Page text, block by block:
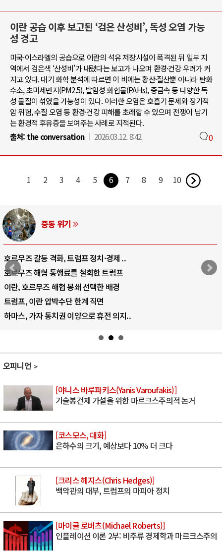
이란 공습 이후 보고된 ‘검은 산성비’, 독성 오염 가능
성 경고
미국·이스라엘의 공습으로 이란의 석유 저장시설이 폭격된 뒤 일부 지
역에서 검은색 ‘산성비’가 내렸다는 보고가 나오며 환경·건강 우려가 커
지고 있다. 대기 화학 분석에 따르면 이 비에는 황산·질산뿐 아니라 탄화
수소, 초미세먼지(PM2.5), 발암성 화합물(PAHs), 중금속 등 다양한 독
성 물질이 섞였을 가능성이 있다. 이러한 오염은 호흡기 문제와 장기적
암 위험, 수질 오염 등 환경·건강 피해를 초래할 수 있으며 전쟁이 남기
는 환경적 후유증을 보여주는 사례로 지적된다.
출처: the conversation 2026.03.12. 8:42 0
1 2 3 4 5 6 7 8 9 10
중동 위기
호르무즈 갈등 격화, 트럼프 정치·경제 ..
호르무즈 해협 통행료를 철회한 트럼프
이란, 호르무즈 해협 봉쇄 선택한 배경
트럼프, 이란 압박수단 한계 직면
하마스, 가자 통치권 이양으로 휴전 의지..
오피니언
[야니스 바루파키스(Yanis Varoufakis)]
기술봉건제 가설을 위한 마르크스주의적 논거
[코스모스, 대화]
은하수의 크기, 예상보다 10% 더 크다
[크리스 헤지스(Chris Hedges)]
백악관의 대부, 트럼프의 마피아 정치
[마이클 로버츠(Michael Roberts)]
인플레이션 이론 2부: 비주류 경제학과 마르크스주의